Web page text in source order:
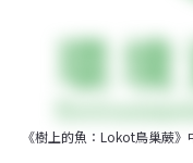
《樹上的魚：Lokot鳥巢蕨